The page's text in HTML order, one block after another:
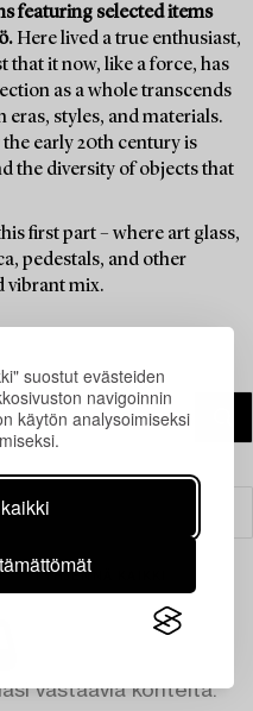
suostut evästeiden
navigoinnin
käytön analysoimiseksi
featuring selected items
Here lived a true enthusiast,
that it now, like a force, has
as a whole transcends
styles, and materials.
early 20th century is
the diversity of objects that
first part – where art glass,
pedestals, and other
vibrant mix.
vastaavia kohteita.